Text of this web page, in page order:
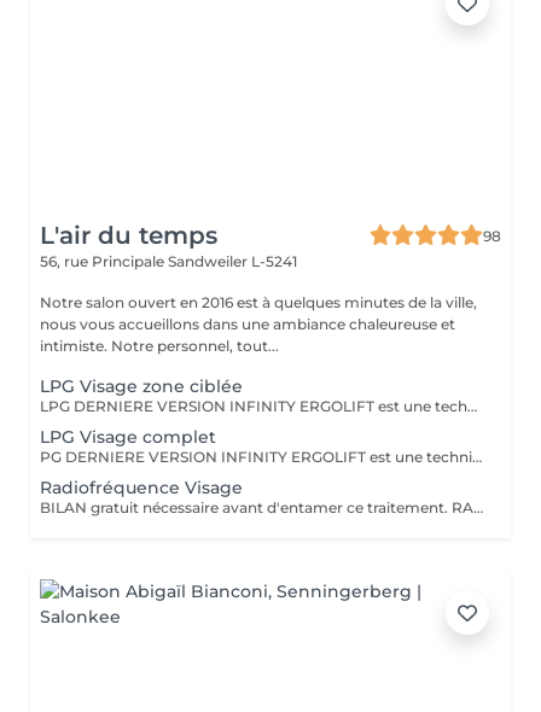
L'air du temps
98
56, rue Principale Sandweiler L-5241
Notre salon ouvert en 2016 est à quelques minutes de la ville,
nous vous accueillons dans une ambiance chaleureuse et
intimiste. Notre personnel, tout...
LPG Visage zone ciblée
LPG DERNIERE VERSION INFINITY ERGOLIFT est une technique mécanique et naturelle, pour rajeunir la peau. Rebooste, raffermit, rides du lion, contour des yeux, améliore l'aspect de la peau. Ce soin ciblera une zone précise, ex. ride du lion, contour des yeux (yeux gonflés, rides) Cette technique est à considérer comme un traitement de plusieurs séances pour atteindre les objectifs.Voir dans rubrique abonnement. L''endermologie LPG une valeur sure, plus de 35 ans d'expertise dans la beauté
LPG Visage complet
PG DERNIERE VERSION INFINITY ERGOLIFT est une technique naturelle naturelle, pour rajeunir la peau. Rebooste, raffermit, rides du lion, contour des yeux,nasogénien, améliore l'aspect de la peau. Un éclat immédiat dès la première séance. Cette technique est à considérer comme un traitement de plusieurs séances pour atteindre les objectifs. Voir rubrique abonnement L'endermologie LPG une valeur sure, plus de 35 ans d'expertise dans la beauté
Radiofréquence Visage
BILAN gratuit nécessaire avant d'entamer ce traitement. RADIOFREQUENCE 448Khz CAPACITIVE RESISTIVE monpolaire Non douloureux Non invasif Technique pour raffermir, contre la cellulite, réduction de volume. La radiofréquence émet de la chaleur induite par une onde qui génère un effet tenseur et immédiat et durable. Traitement 6 à 12 séances pour atteindre des résultats, cela dépend de la qualité de la peau, de l'âge, du volume concernés entre autres.